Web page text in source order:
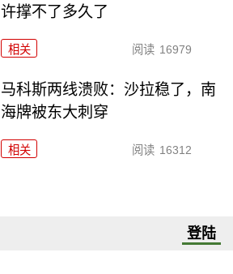
许撑不了多久了
相关 阅读 16979
马科斯两线溃败：沙拉稳了，南
海牌被东大刺穿
相关 阅读 16312
登陆